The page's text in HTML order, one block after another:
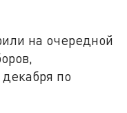
на очередной
декабря по